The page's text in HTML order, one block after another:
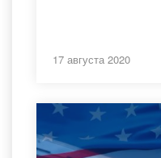
17 августа 2020